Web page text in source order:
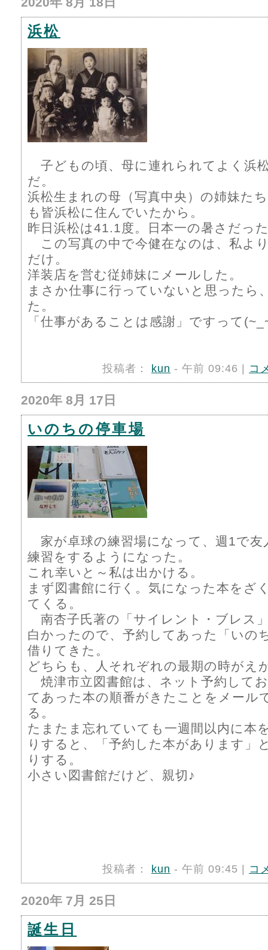
浜松
子どもの頃、母に連れられてよく浜
だ。
浜松生まれの母（写真中央）の姉妹た
も皆浜松に住んでいたから。
昨日浜松は41.1度。日本一の暑さだっ
この写真の中で今健在なのは、私よ
だけ。
洋装店を営む従姉妹にメールした。
まさか仕事に行っていないと思ったら
た。
「仕事があることは感謝」ですって
投稿者： kun - 午前 09:46 | コ
2020年 8月 17日
いのちの停車場
家が卓球の練習場になって、週1で友
練習をするようになった。
これ幸いと～私は出かける。
まず図書館に行く。気になった本をざ
てくる。
南杏子氏著の「サイレント・ブレス
白かったので、予約してあった「いの
借りてきた。
どちらも、人それぞれの最期の時がえ
焼津市立図書館は、ネット予約して
てあった本の順番がきたことをメール
る。
たまたま忘れていても一週間以内に本
りすると、「予約した本があります」
りする。
小さい図書館だけど、親切♪
投稿者： kun - 午前 09:45 | コ
2020年 7月 25日
誕生日